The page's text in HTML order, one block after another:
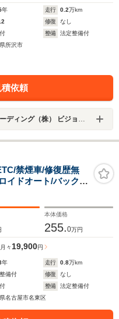
年 走行 0.2万km
修復
なし
整備
法定整備付
所沢市
依頼
グ（株） ビジョナグループ
禁煙車/修復歴無
イドオート/バックカ
ーシート/レザーシー
本体価格
255.0万円
月々 19,900円
年 走行 0.8万km
備付 修復
なし
整備
法定整備付
名古屋市名東区